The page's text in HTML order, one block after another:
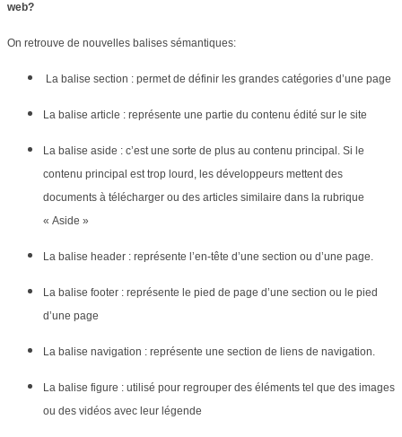
web?
On retrouve de nouvelles balises sémantiques:
La balise section : permet de définir les grandes catégories d’une page
La balise article : représente une partie du contenu édité sur le site
La balise aside : c’est une sorte de plus au contenu principal. Si le
contenu principal est trop lourd, les développeurs mettent des
documents à télécharger ou des articles similaire dans la rubrique
« Aside »
La balise header : représente l’en-tête d’une section ou d’une page.
La balise footer : représente le pied de page d’une section ou le pied
d’une page
La balise navigation : représente une section de liens de navigation.
La balise figure : utilisé pour regrouper des éléments tel que des images
ou des vidéos avec leur légende